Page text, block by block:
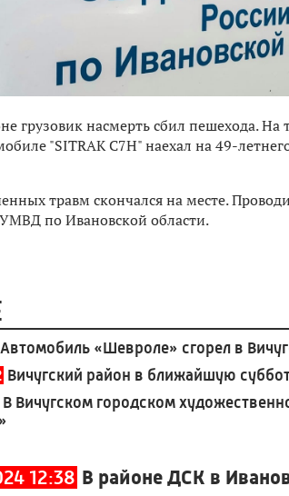
грузовик насмерть сбил пешехода.
"SITRAK C7H" наехал на 49-
травм скончался на месте.
по Ивановской области.
Автомобиль «Шевроле» сгорел в
Вичугский район в ближайшую
В Вичугском городском
12:38 В районе ДСК в